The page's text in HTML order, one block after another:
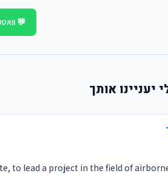
💬
אותך
to lead a project in the field of